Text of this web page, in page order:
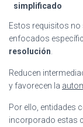
simplificado
Estos requisitos no
enfocados
resolución
Reducen
y favorecen la
Por ello, entidades
incorporado estas